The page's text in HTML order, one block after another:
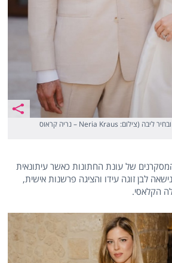
הרבה מזל טוב לנריה קראוס ובחיר ליבה (צילום: Neria Kraus – נריה קראוס
של עונת החתונות כאשר עיתונאית
נישאה לבן זוגה עידו והציגה פרשנות אישית,
הקלאסי.